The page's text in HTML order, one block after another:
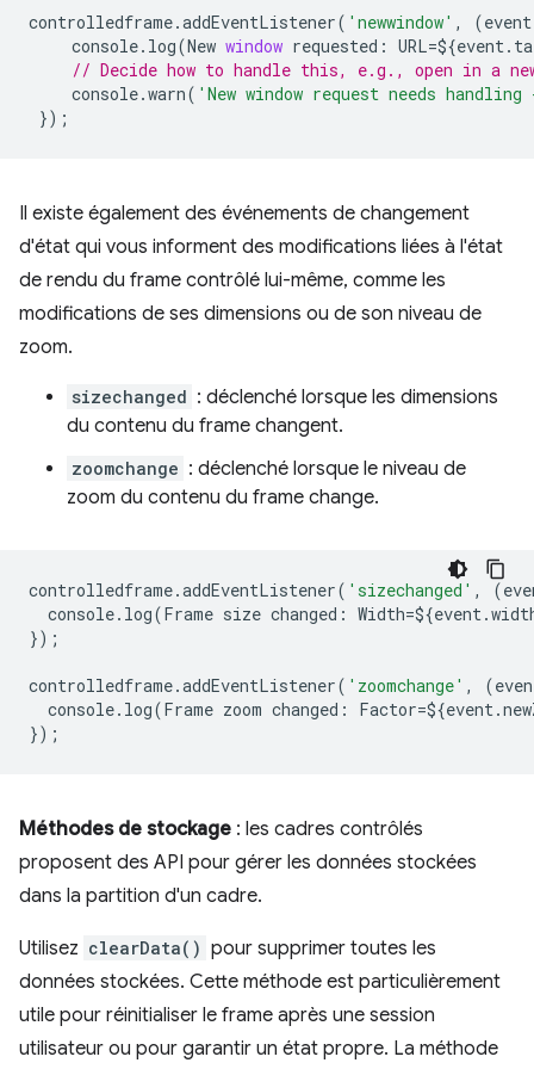
controlledframe.addEventListener( 'newwindow' , (event
console. log(New window requested : URL=${event.
// Decide how to handle this, e.g., open in a
console.warn( 'New window request needs
});
Il existe également des événements de changement
d'état qui vous informent des modifications liées à l'état
de rendu du frame contrôlé lui-même, comme les
modifications de ses dimensions ou de son niveau de
zoom.
sizechanged : déclenché lorsque les dimensions
du contenu du frame changent.
zoomchange : déclenché lorsque le niveau de
zoom du contenu du frame change.
controlledframe.addEventListener( 'sizechanged' , (
console. log(Frame size changed : Width=${event.
});
controlledframe.addEventListener( 'zoomchange' , (
console. log(Frame zoom changed : Factor=${event.
});
Méthodes de stockage : les cadres contrôlés
proposent des API pour gérer les données stockées
dans la partition d'un cadre.
Utilisez clearData() pour supprimer toutes les
données stockées. Cette méthode est particulièrement
utile pour réinitialiser le frame après une session
utilisateur ou pour garantir un état propre. La méthode